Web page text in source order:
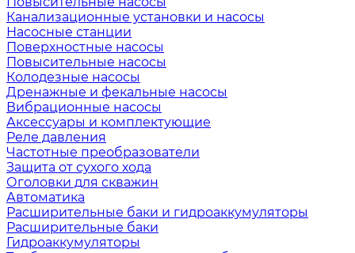
Канализационные установки и насосы
Насосные станции
Поверхностные насосы
Повысительные насосы
Колодезные насосы
Дренажные и фекальные насосы
Вибрационные насосы
Аксессуары и комплектующие
Реле давления
Частотные преобразователи
Защита от сухого хода
Оголовки для скважин
Автоматика
Расширительные баки и гидроаккумуляторы
Расширительные баки
Гидроаккумуляторы